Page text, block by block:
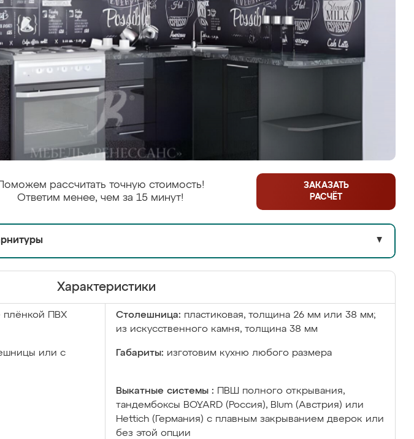
рассчитать точную стоимость!
Ответим менее, чем за 15 минут!
ЗАКАЗАТЬ
РАСЧЁТ
▼
Характеристики
ПВХ Столешница: пластиковая, толщина 26 мм или 38 мм;
из искусственного камня, толщина 38 мм
или с
Габариты: изготовим кухню любого размера
Выкатные системы :
ПВШ полного открывания,
тандембоксы BOYARD (Россия), Blum (Австрия) или
Hettich (Германия) с плавным закрыванием дверок или
без этой опции